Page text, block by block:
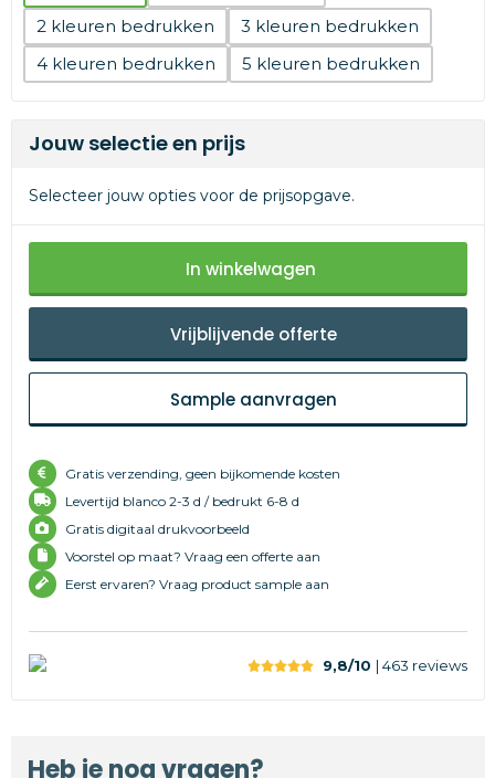
2
3
4
5
Jouw selectie en prijs
Selecteer jouw opties voor de prijsopgave.
In winkelwagen
Vrijblijvende offerte
Sample aanvragen
Gratis verzending, geen bijkomende kosten
Levertijd blanco 2-3 d / bedrukt 6-8 d
Gratis digitaal drukvoorbeeld
Voorstel op maat? Vraag een offerte aan
Eerst ervaren? Vraag product sample aan
9,8/10 | 463 reviews
Heb je nog vragen?